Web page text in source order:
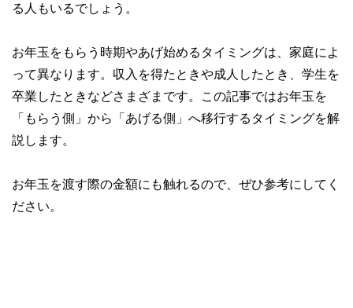
る人もいるでしょう。
お年玉をもらう時期やあげ始めるタイミングは、家庭によ
って異なります。収入を得たときや成人したとき、学生を
卒業したときなどさまざまです。この記事ではお年玉を
「もらう側」から「あげる側」へ移行するタイミングを解
説します。
お年玉を渡す際の金額にも触れるので、ぜひ参考にしてく
ださい。